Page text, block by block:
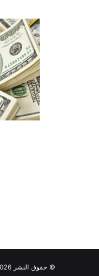
© حقوق النشر 2026، جميع الحقوق محفوظة |